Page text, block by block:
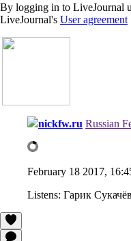
By logging in to LiveJournal
LiveJournal's User agreement
nickfw.ru Russian
February 18 2017,
Listens: Гарик